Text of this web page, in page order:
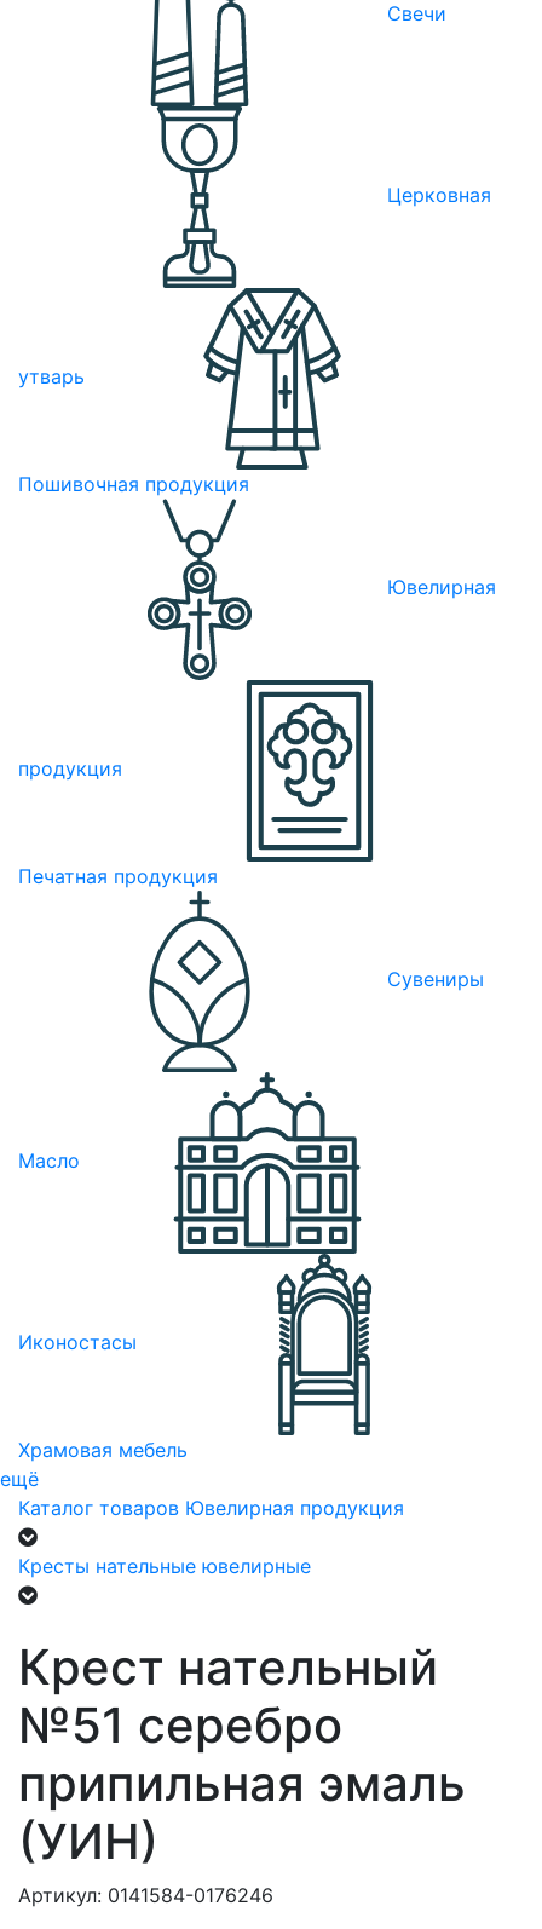
Свечи
Церковная
утварь
Пошивочная продукция
Ювелирная
продукция
Печатная продукция
Сувениры
Масло
Иконостасы
Храмовая мебель
ещё
Каталог товаров Ювелирная продукция
Кресты нательные ювелирные
Крест нательный
№51 серебро
припильная эмаль
(УИН)
Артикул: 0141584-0176246